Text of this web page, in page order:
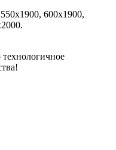
600х1900,
технологичное